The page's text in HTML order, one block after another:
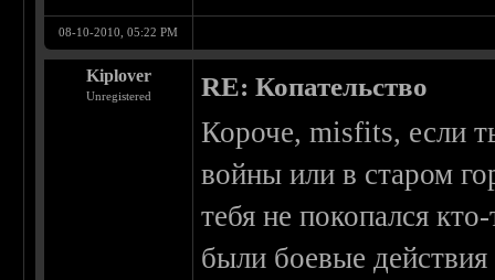
08-10-2010, 05:22 PM
Kiplover
Unregistered RE: Копательство
Короче, misfits, если
войны или в старом
тебя не покопался
были боевые